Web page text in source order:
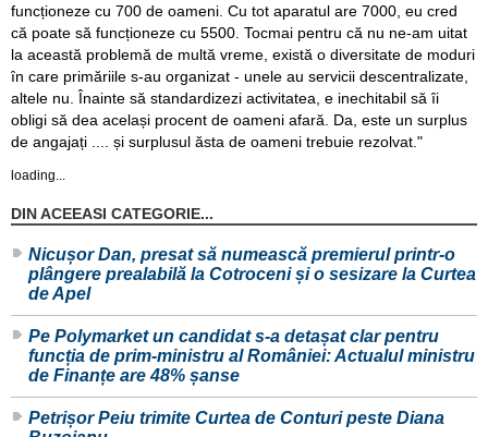
funcționeze cu 700 de oameni. Cu tot aparatul are 7000, eu cred
că poate să funcționeze cu 5500. Tocmai pentru că nu ne-am uitat
la această problemă de multă vreme, există o diversitate de moduri
în care primăriile s-au organizat - unele au servicii descentralizate,
altele nu. Înainte să standardizezi activitatea, e inechitabil să îi
obligi să dea același procent de oameni afară. Da, este un surplus
de angajați .... și surplusul ăsta de oameni trebuie rezolvat."
loading...
DIN ACEEASI CATEGORIE...
Nicușor Dan, presat să numească premierul printr-o
plângere prealabilă la Cotroceni și o sesizare la Curtea
de Apel
Pe Polymarket un candidat s-a detașat clar pentru
funcția de prim-ministru al României: Actualul ministru
de Finanțe are 48% șanse
Petrișor Peiu trimite Curtea de Conturi peste Diana